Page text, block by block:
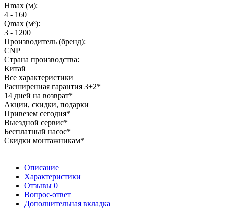
Hmax (м):
4 - 160
Qmax (м³):
3 - 1200
Производитель (бренд):
CNP
Страна производства:
Китай
Все характеристики
Расширенная гарантия 3+2*
14 дней на возврат*
Акции, скидки, подарки
Привезем сегодня*
Выездной сервис*
Бесплатный насос*
Скидки монтажникам*
Описание
Характеристики
Отзывы 0
Вопрос-ответ
Дополнительная вкладка